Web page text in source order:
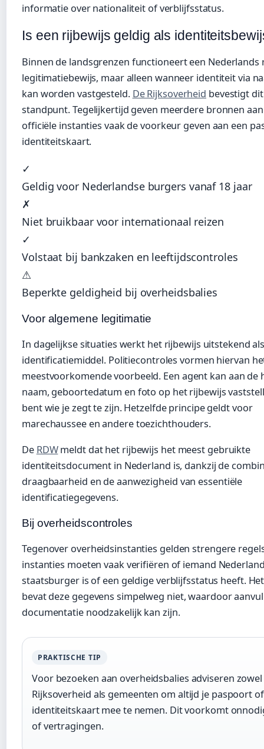
informatie over nationaliteit of verblijfsstatus.
Is een rijbewijs geldig als
Binnen de landsgrenzen functioneert een Nederlands
legitimatiebewijs, maar alleen wanneer identiteit via
kan worden vastgesteld. De Rijksoverheid bevestigt
standpunt. Tegelijkertijd geven meerdere bronnen
officiële instanties vaak de voorkeur geven aan een
identiteitskaart.
✓
Geldig voor Nederlandse burgers vanaf 18 jaar
✗
Niet bruikbaar voor internationaal reizen
✓
Volstaat bij bankzaken en leeftijdscontroles
⚠
Beperkte geldigheid bij overheidsbalies
Voor algemene legitimatie
In dagelijkse situaties werkt het rijbewijs uitstekend
identificatiemiddel. Politiecontroles vormen hiervan
meestvoorkomende voorbeeld. Een agent kan aan de
naam, geboortedatum en foto op het rijbewijs
bent wie je zegt te zijn. Hetzelfde principe geldt voor
marechaussee en andere toezichthouders.
De RDWmeldt dat het rijbewijs het meest gebruikte
identiteitsdocument in Nederland is, dankzij de
draagbaarheid en de aanwezigheid van essentiële
identificatiegegevens.
Bij overheidscontroles
Tegenover overheidsinstanties gelden strengere
instanties moeten vaak verifiëren of iemand
staatsburger is of een geldige verblijfsstatus heeft.
bevat deze gegevens simpelweg niet, waardoor
documentatie noodzakelijk kan zijn.
PRAKTISCHE TIP
Voor bezoeken aan overheidsbalies adviseren
Rijksoverheid als gemeenten om altijd je paspoort of
identiteitskaart mee te nemen. Dit voorkomt
of vertragingen.